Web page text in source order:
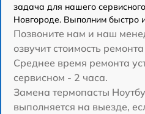
задача для нашего
Новгороде. Выполним быстро
Позвоните нам и наш
озвучит стоимость
Среднее время ремонта
сервисном - 2 часа.
Замена термопасты
выполняется на выезде,